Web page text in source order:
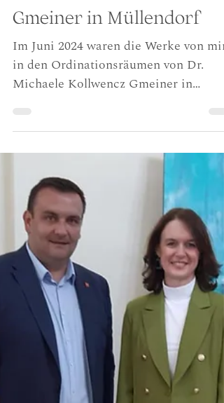
1 Min. Lesezeit
Ausstellung in den
Ordinationsräumen von
Michaele Kollwencz
in den Ordinationsräumen von Dr.
Michaele Kollwencz Gmeiner in
Müllendorf zu sehen. Gerade an einem
Ort wie diesem zeigt sich, wie fein
Kunst auf einen Raum wirken kann.
Eine Ordination ist nicht nur ein
funktionaler Ort. Sie ist auch ein Ort
des Wartens, des Ankommens und für
viele Menschen ein Ort, der mit
Anspannung verbunden ist. Umso
wichtiger ist eine Umgebung, die Ruhe
vermittelt und freundlich wirkt. Meine
Bilder bringen genau dies